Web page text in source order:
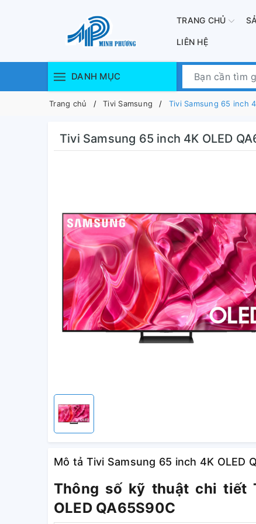
TRANG CHỦ
LIÊN HỆ
DANH MỤC
Trang chủ Tivi Samsung Tivi Samsung 65 inch
Tivi Samsung 65 inch 4K OLED
Mô tả Tivi Samsung 65 inch 4K OLED
Thông số kỹ thuật chi tiết
OLED QA65S90C